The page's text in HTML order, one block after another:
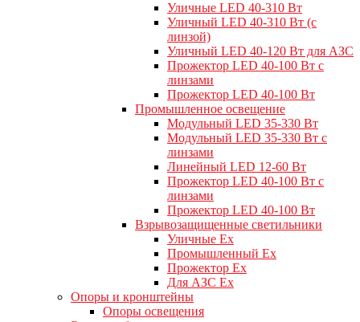
Уличные LED 40-310 Вт
Уличный LED 40-310 Вт (с
линзой)
Уличный LED 40-120 Вт для АЗС
Прожектор LED 40-100 Вт с
линзами
Прожектор LED 40-100 Вт
Промышленное освещение
Модульный LED 35-330 Вт
Модульный LED 35-330 Вт с
линзами
Линейный LED 12-60 Вт
Прожектор LED 40-100 Вт с
линзами
Прожектор LED 40-100 Вт
Взрывозащищенные светильники
Уличные Ex
Промышленный Ex
Прожектор Ex
Для АЗС Ex
Опоры и кронштейны
Опоры освещения